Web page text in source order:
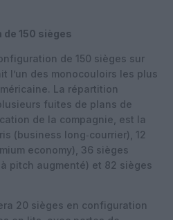
150 sièges
de 150 sièges sur
l’un des monocouloirs les plus
La répartition
fuites de plans de
de la compagnie, est la
(business long‑courrier), 12
economy), 36 sièges
pitch augmenté) et 82 sièges
20 sièges en configuration